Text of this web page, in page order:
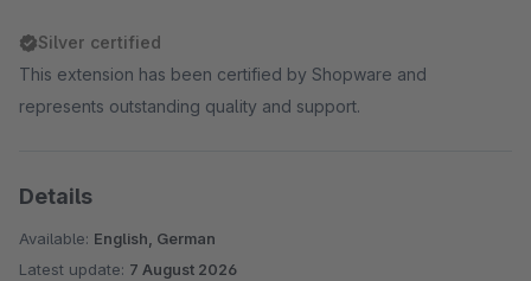
Silver certified
This extension has been certified by Shopware and
represents outstanding quality and support.
Details
Available: English, German
Latest update: 7 August 2026